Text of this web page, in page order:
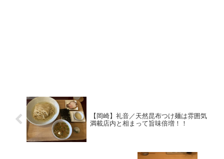
【岡崎】礼音／天然昆布つけ麺は雰囲気
満載店内と相まって旨味倍増！！